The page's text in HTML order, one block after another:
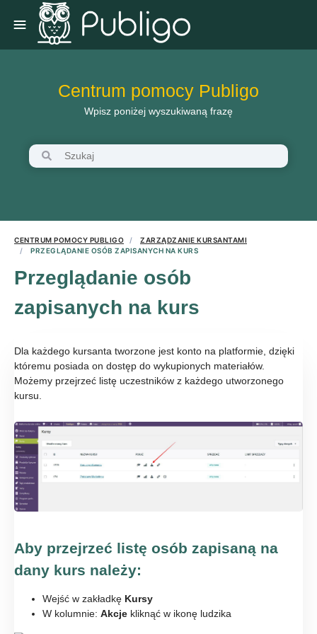
Centrum pomocy Publigo
Wpisz poniżej wyszukiwaną frazę
CENTRUM POMOCY PUBLIGO
ZARZĄDZANIE KURSANTAMI
PRZEGLĄDANIE OSÓB ZAPISANYCH NA KURS
Przeglądanie osób
zapisanych na kurs
Dla każdego kursanta tworzone jest konto na platformie, dzięki
któremu posiada on dostęp do wykupionych materiałów.
Możemy przejrzeć listę uczestników z każdego utworzonego
kursu.
Aby przejrzeć listę osób zapisaną na
dany kurs należy:
Wejść w zakładkę Kursy
W kolumnie: Akcje kliknąć w ikonę ludzika